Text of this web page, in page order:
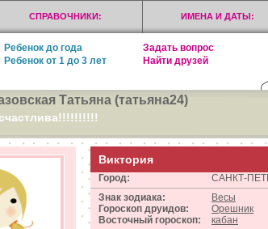
СПРАВОЧНИКИ: ИМЕНА И ДАТЫ:
Ребенок до года
Задать вопрос
Ребенок от 1 до 3 лет
Найти друзей
Татьяна (татьяна24)
Виктория
Город:
САНКТ-
Знак зодиака:
Весы
Гороскоп друидов:
Орешник
Восточный гороскоп:
кабан